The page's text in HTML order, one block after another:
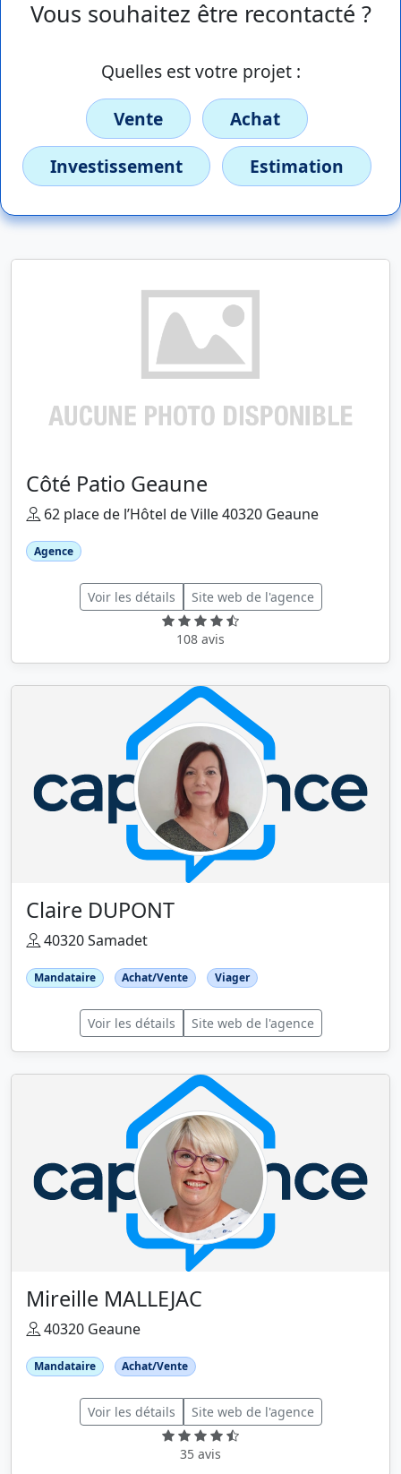
Vous souhaitez être recontacté ?
Quelles est votre projet :
Vente
Achat
Investissement
Estimation
Côté Patio Geaune
62 place de l’Hôtel de Ville 40320 Geaune
Agence
Voir les détails Site web de l'agence
108 avis
Claire DUPONT
40320 Samadet
Mandataire Achat/Vente Viager
Voir les détails Site web de l'agence
Mireille MALLEJAC
40320 Geaune
Mandataire Achat/Vente
Voir les détails Site web de l'agence
35 avis